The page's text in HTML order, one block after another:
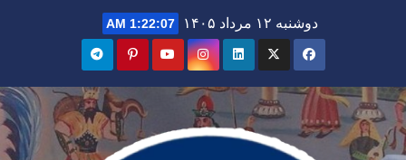
دوشنبه ۱۲ مرداد ۱۴۰۵ 1:22:08 AM